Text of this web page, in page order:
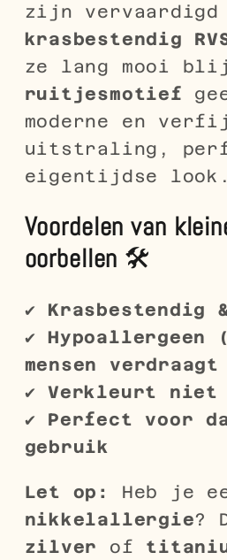
zijn
krasbestendig
ze lang mooi
ruitjesmotief
moderne en
uitstraling,
eigentijdse look.
Voordelen van
oorbellen 🛠️
✔ Krasbestendig
✔Hypoallergeen
mensen verdraagt
✔Verkleurt
✔ Perfect voor
gebruik
Let op:
Heb je
nikkelallergie?
zilver of